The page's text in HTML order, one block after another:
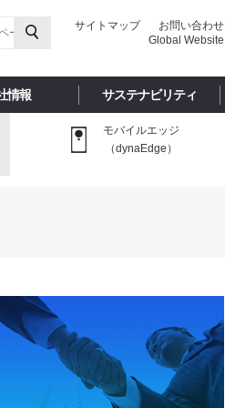
お問い合わせ
サイトマップ
Global Website
情報 サステナビリティ
モバイルエッジ
（dynaEdge）